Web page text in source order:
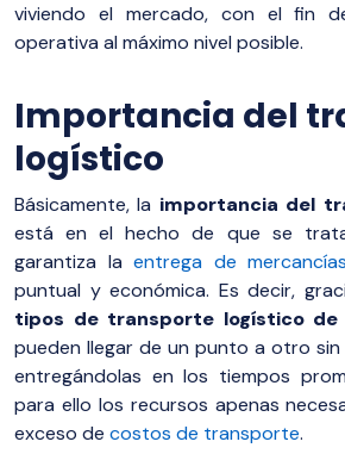
viviendo el mercado, con el fin
operativa al máximo nivel posible.
Importancia del
logístico
Básicamente, la importancia del
está en el hecho de que se
garantiza laentrega de mercancías
puntual y económica. Es decir,
tipos de transporte logístico de
pueden llegar de un punto a otro sin
entregándolas en los tiempos
para ello los recursos apenas
exceso de costos de transporte.